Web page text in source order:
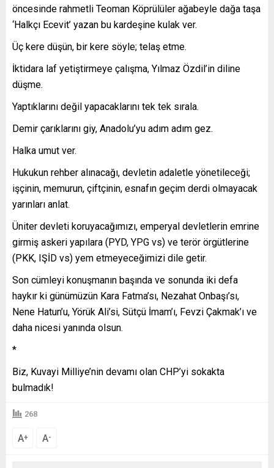
öncesinde rahmetli Teoman Köprülüler ağabeyle dağa taşa
‘Halkçı Ecevit’ yazan bu kardeşine kulak ver.
Üç kere düşün, bir kere söyle; telaş etme.
İktidara laf yetiştirmeye çalışma, Yılmaz Özdil’in diline
düşme.
Yaptıklarını değil yapacaklarını tek tek sırala.
Demir çarıklarını giy, Anadolu’yu adım adım gez.
Halka umut ver.
Hukukun rehber alınacağı, devletin adaletle yönetileceği;
işçinin, memurun, çiftçinin, esnafın geçim derdi olmayacak
yarınları anlat.
Üniter devleti koruyacağımızı, emperyal devletlerin emrine
girmiş askeri yapılara (PYD, YPG vs) ve terör örgütlerine
(PKK, IŞİD vs) yem etmeyeceğimizi dile getir.
Son cümleyi konuşmanın başında ve sonunda iki defa
haykır ki günümüzün Kara Fatma’sı, Nezahat Onbaşı’sı,
Nene Hatun’u, Yörük Ali’si, Sütçü İmam’ı, Fevzi Çakmak’ı ve
daha nicesi yanında olsun.
*
Biz, Kuvayi Milliye’nin devamı olan CHP’yi sokakta
bulmadık!
268
A+ A-